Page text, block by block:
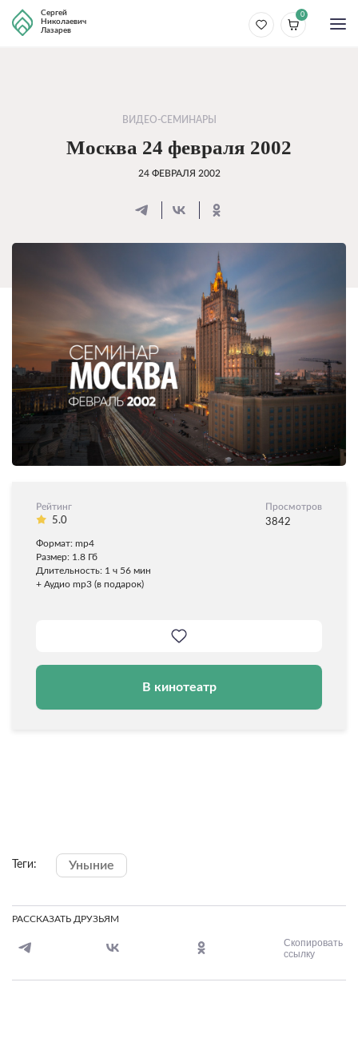
Сергей
Николаевич
Лазарев
0
ВИДЕО-СЕМИНАРЫ
Москва 24 февраля 2002
24 ФЕВРАЛЯ 2002
Рейтинг
5.0
Просмотров
3842
Формат: mp4
Размер: 1.8 Гб
Длительность: 1 ч 56 мин
+ Аудио mp3 (в подарок)
В кинотеатр
Теги: Уныние
РАССКАЗАТЬ ДРУЗЬЯМ
Скопировать
ссылку